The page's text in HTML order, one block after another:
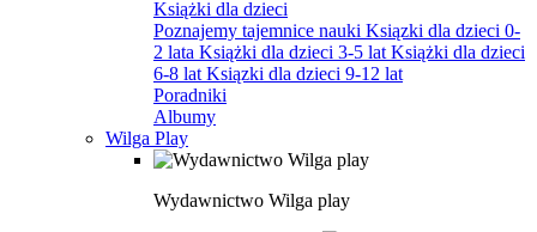
Książki dla dzieci
Poznajemy tajemnice nauki Ksiązki dla dzieci 0-
2 lata Książki dla dzieci 3-5 lat Książki dla dzieci
6-8 lat Ksiązki dla dzieci 9-12 lat
Poradniki
Albumy
Wilga Play
Wydawnictwo Wilga play